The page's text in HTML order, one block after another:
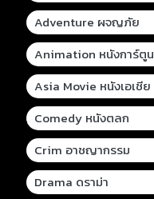
Adventure ผจญภัย
Animation หนังการ์ตูน
Asia Movie หนังเอเชีย
Comedy หนังตลก
Crim อาชญากรรม
Drama ดราม่า